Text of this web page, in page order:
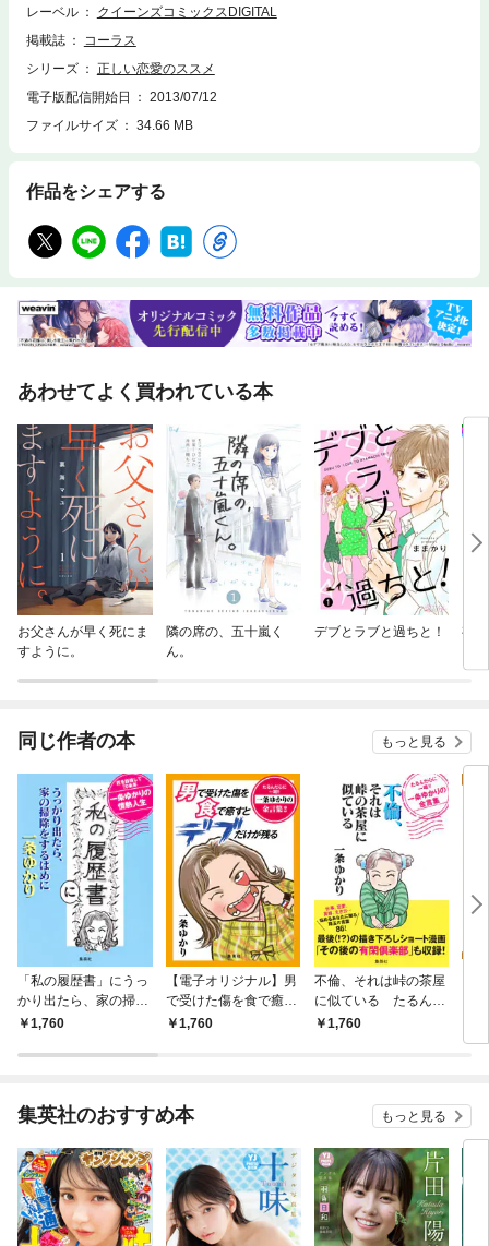
レーベル
クイーンズコミックスDIGITAL
掲載誌
コーラス
シリーズ
正しい恋愛のススメ
電子版配信開始日
2013/07/12
ファイルサイズ
34.66 MB
作品をシェアする
あわせてよく買われている本
お父さんが早く死にま
すように。
隣の席の、五十嵐く
ん。
デブとラブと過ちと！ 有
同じ作者の本 もっと見る
「私の履歴書」にうっ
かり出たら、家の掃除
をするはめに
1,760
【電子オリジナル】男
で受けた傷を食で癒す
とデブだけが残る た
1,760
不倫、それは峠の茶屋
に似ている たるんだ
心に一喝！！ 一条ゆ
1,760
集英社のおすすめ本 もっと見る